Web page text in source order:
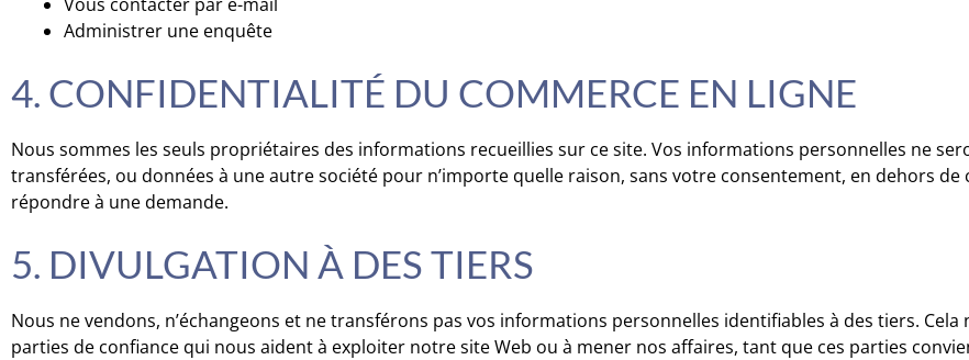
Administrer une enquête
4. CONFIDENTIALITÉ DU COMMERCE EN LIGNE
Nous sommes les seuls propriétaires des informations recueillies sur ce site. Vos informations personnelles ne
transférées, ou données à une autre société pour n’importe quelle raison, sans votre consentement, en dehors de
répondre à une demande.
5. DIVULGATION À DES TIERS
Nous ne vendons, n’échangeons et ne transférons pas vos informations personnelles identifiables à des tiers.
parties de confiance qui nous aident à exploiter notre site Web ou à mener nos affaires, tant que ces parties